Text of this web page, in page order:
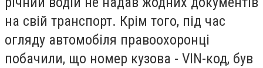
на свій транспорт. Крім того, під час
огляду автомобіля правоохоронці
побачили, що номер кузова - VIN-код, був